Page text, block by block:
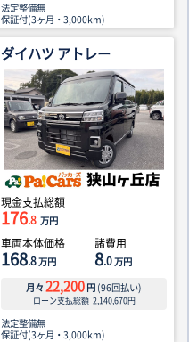
法定整備無
保証付(3ヶ月・3,000km)
ダイハツ アトレー
現金支払総額
176.8 万円
車両本体価格
168.8万円
諸費用
8.0万円
月々 22,200 円 (96回払い)
ローン支払総額 2,140,670円
法定整備無
保証付(3ヶ月・3,000km)